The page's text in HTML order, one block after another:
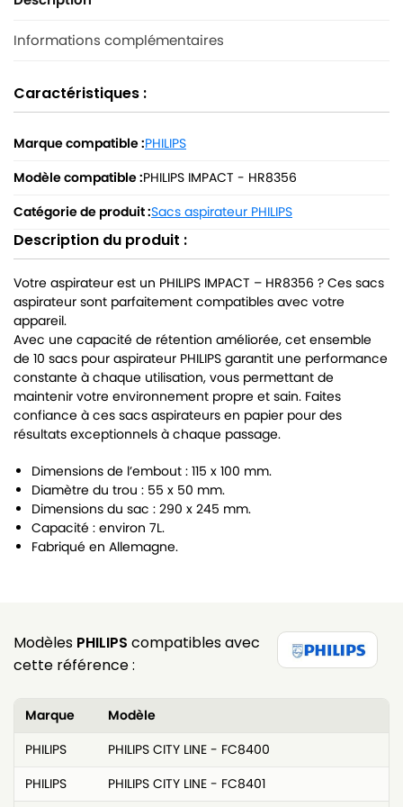
Informations complémentaires
Caractéristiques :
Marque compatible :PHILIPS
Modèle compatible :PHILIPS IMPACT - HR8356
Catégorie de produit :Sacs aspirateur PHILIPS
Description du produit :
Votre aspirateur est un PHILIPS IMPACT – HR8356 ? Ces sacs
aspirateur sont parfaitement compatibles avec votre
appareil.
Avec une capacité de rétention améliorée, cet ensemble
de 10 sacs pour aspirateur PHILIPS garantit une performance
constante à chaque utilisation, vous permettant de
maintenir votre environnement propre et sain. Faites
confiance à ces sacs aspirateurs en papier pour des
résultats exceptionnels à chaque passage.
Dimensions de l’embout : 115 x 100 mm.
Diamètre du trou : 55 x 50 mm.
Dimensions du sac : 290 x 245 mm.
Capacité : environ 7L.
Fabriqué en Allemagne.
Modèles PHILIPS compatibles avec
cette référence :
Marque
Modèle
PHILIPS
PHILIPS CITY LINE - FC8400
PHILIPS
PHILIPS CITY LINE - FC8401